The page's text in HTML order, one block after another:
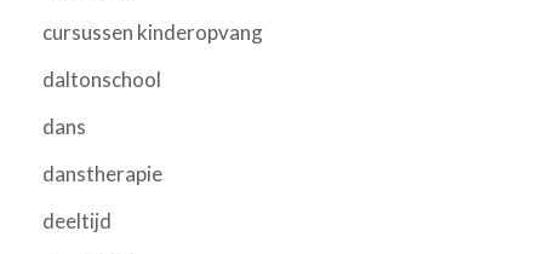
cursussen kinderopvang
daltonschool
dans
danstherapie
deeltijd